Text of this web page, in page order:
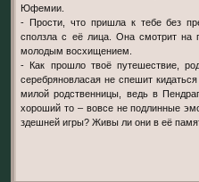
Юфемии.
- Прости, что пришла к тебе без
сползла с её лица. Она смотрит
молодым восхищением.
- Как прошло твоё путешествие,
серебряновласая не спешит
милой родственницы, ведь в
хороший то – вовсе не подлинные
здешней игры? Живы ли они в её